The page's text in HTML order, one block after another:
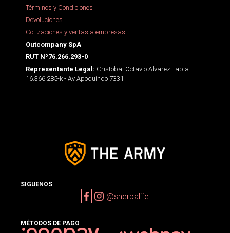
Términos y Condiciones
Devoluciones
Cotizaciones y ventas a empresas
Outcompany SpA
RUT Nº76.266.293-0
Representante Legal: Cristobal Octavio Alvarez Tapia -
16.366.285-k - Av Apoquindo 7331
SIGUENOS
@sherpalife
MÉTODOS DE PAGO